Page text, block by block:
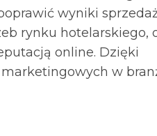
wyniki
rynku hotelarskiego,
online. Dzięki
w